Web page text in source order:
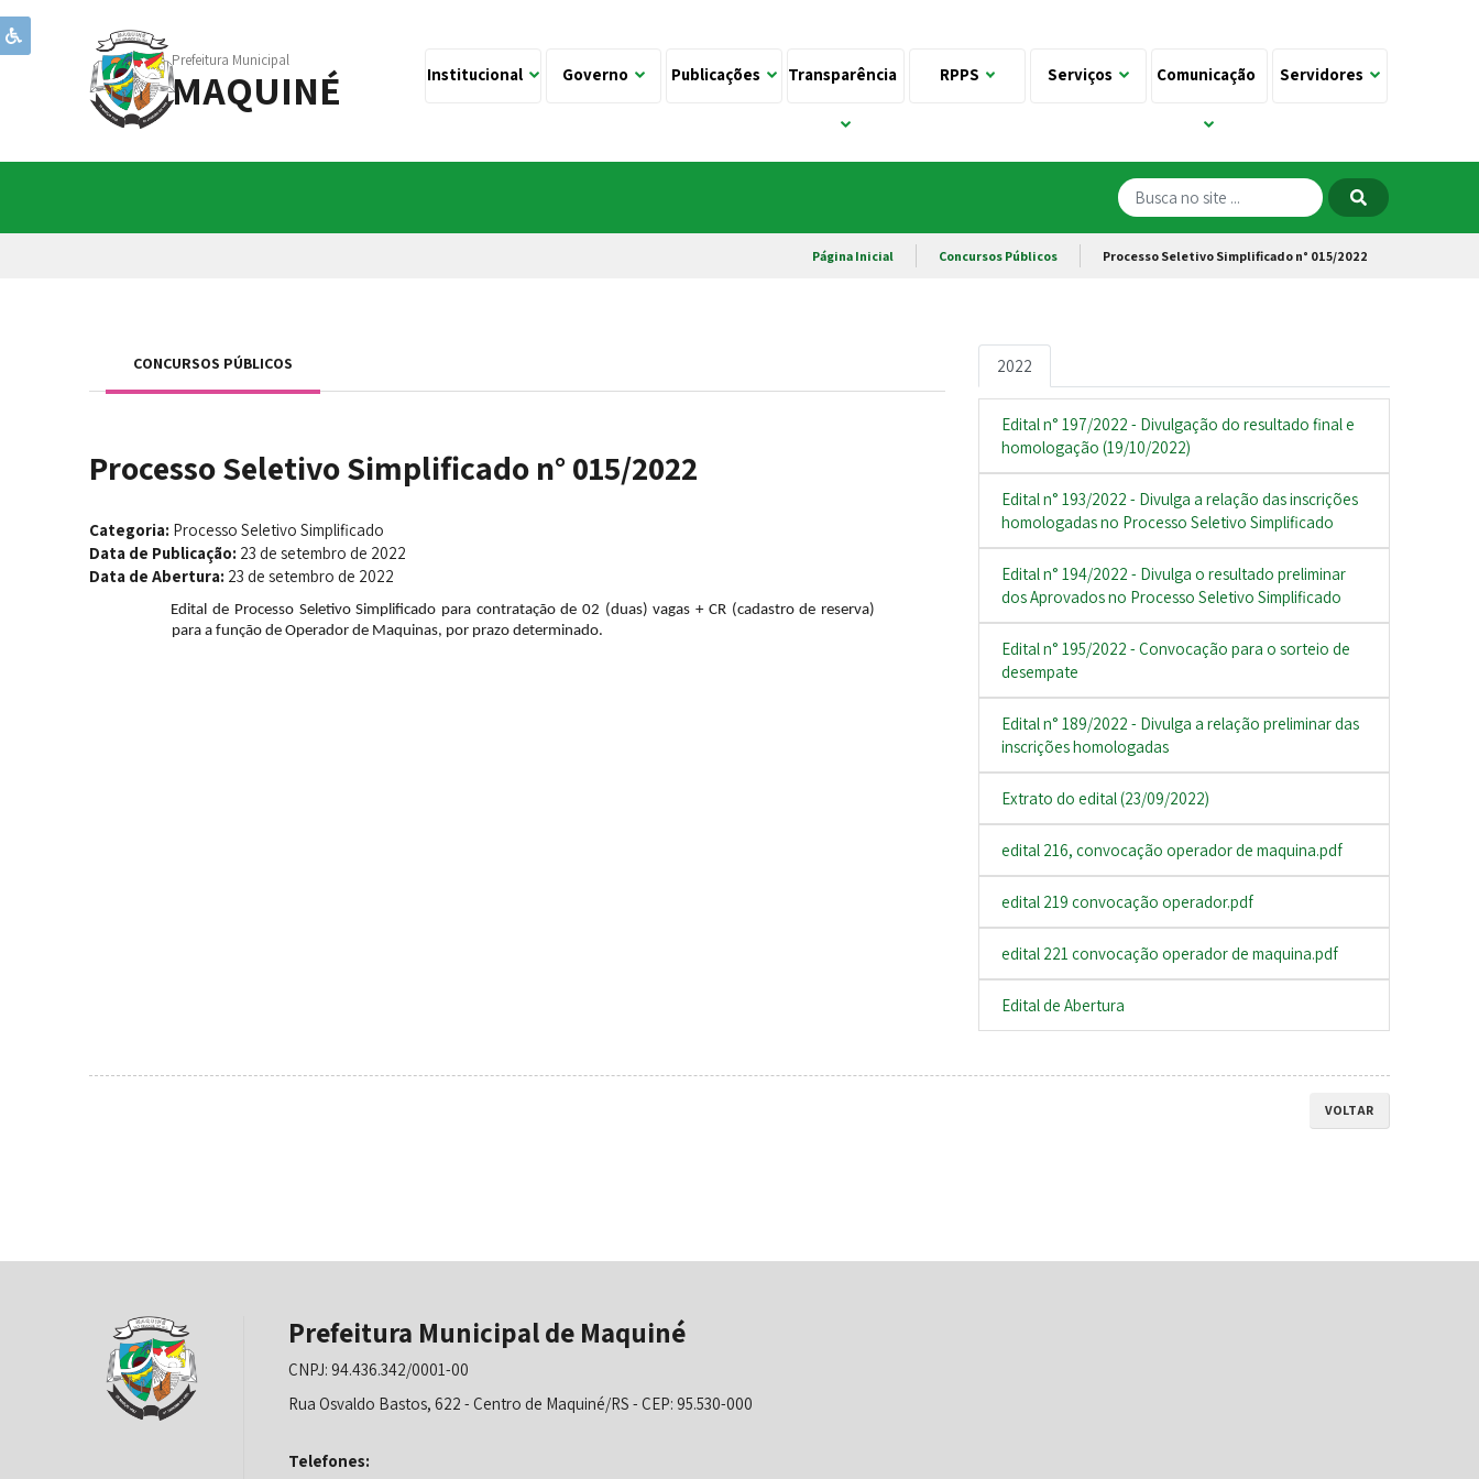
Prefeitura Municipal
MAQUINÉ Institucional Governo Publicações Transparência RPPS Serviços Comunicação Servidores
Página Inicial Concursos Públicos Processo Seletivo Simplificado n° 015/2022
CONCURSOS PÚBLICOS
Processo Seletivo Simplificado n° 015/2022
Categoria: Processo Seletivo Simplificado
Data de Publicação: 23 de setembro de 2022
Data de Abertura: 23 de setembro de 2022
Edital de Processo Seletivo Simplificado para contratação de 02 (duas) vagas + CR (cadastro de reserva)
para a função de Operador de Maquinas, por prazo determinado.
2022
Edital n° 197/2022 - Divulgação do resultado final e
homologação (19/10/2022)
Edital n° 193/2022 - Divulga a relação das inscrições
homologadas no Processo Seletivo Simplificado
Edital n° 194/2022 - Divulga o resultado preliminar
dos Aprovados no Processo Seletivo Simplificado
Edital n° 195/2022 - Convocação para o sorteio de
desempate
Edital n° 189/2022 - Divulga a relação preliminar das
inscrições homologadas
Extrato do edital (23/09/2022)
edital 216, convocação operador de maquina.pdf
edital 219 convocação operador.pdf
edital 221 convocação operador de maquina.pdf
Edital de Abertura
VOLTAR
Prefeitura Municipal de Maquiné
CNPJ: 94.436.342/0001-00
Rua Osvaldo Bastos, 622 - Centro de Maquiné/RS - CEP: 95.530-000
Telefones: